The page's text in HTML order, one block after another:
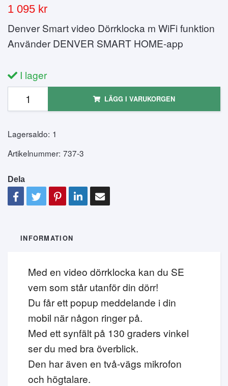
1 095 kr
Denver Smart video Dörrklocka m WiFi funktion
Använder DENVER SMART HOME-app
I lager
LÄGG I VARUKORGEN
Lagersaldo: 1
Artikelnummer: 737-3
Dela
INFORMATION
Med en video dörrklocka kan du SE
vem som står utanför din dörr!
Du får ett popup meddelande i din
mobil när någon ringer på.
Med ett synfält på 130 graders vinkel
ser du med bra överblick.
Den har även en två-vägs mikrofon
och högtalare.